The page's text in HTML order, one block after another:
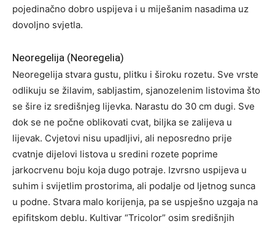
pojedinačno dobro uspijeva i u miješanim nasadima uz
dovoljno svjetla.
Neoregelija (Neoregelia)
Neoregelija stvara gustu, plitku i široku rozetu. Sve vrste
odlikuju se žilavim, sabljastim, sjanozelenim listovima što
se šire iz središnjeg lijevka. Narastu do 30 cm dugi. Sve
dok se ne počne oblikovati cvat, biljka se zalijeva u
lijevak. Cvjetovi nisu upadljivi, ali neposredno prije
cvatnje dijelovi listova u sredini rozete poprime
jarkocrvenu boju koja dugo potraje. Izvrsno uspijeva u
suhim i svijetlim prostorima, ali podalje od ljetnog sunca
u podne. Stvara malo korijenja, pa se uspješno uzgaja na
epifitskom deblu. Kultivar “Tricolor” osim središnjih